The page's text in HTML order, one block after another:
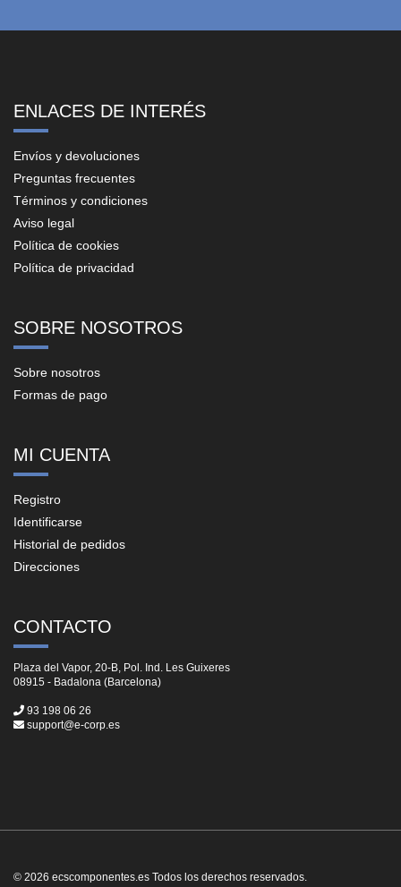
ENLACES DE INTERÉS
Envíos y devoluciones
Preguntas frecuentes
Términos y condiciones
Aviso legal
Política de cookies
Política de privacidad
SOBRE NOSOTROS
Sobre nosotros
Formas de pago
MI CUENTA
Registro
Identificarse
Historial de pedidos
Direcciones
CONTACTO
Plaza del Vapor, 20-B, Pol. Ind. Les Guixeres
08915 - Badalona (Barcelona)
93 198 06 26
support@e-corp.es
© 2026 ecscomponentes.es Todos los derechos reservados.